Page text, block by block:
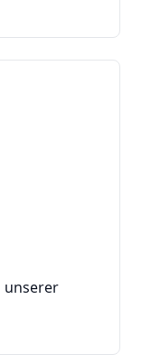
unserer